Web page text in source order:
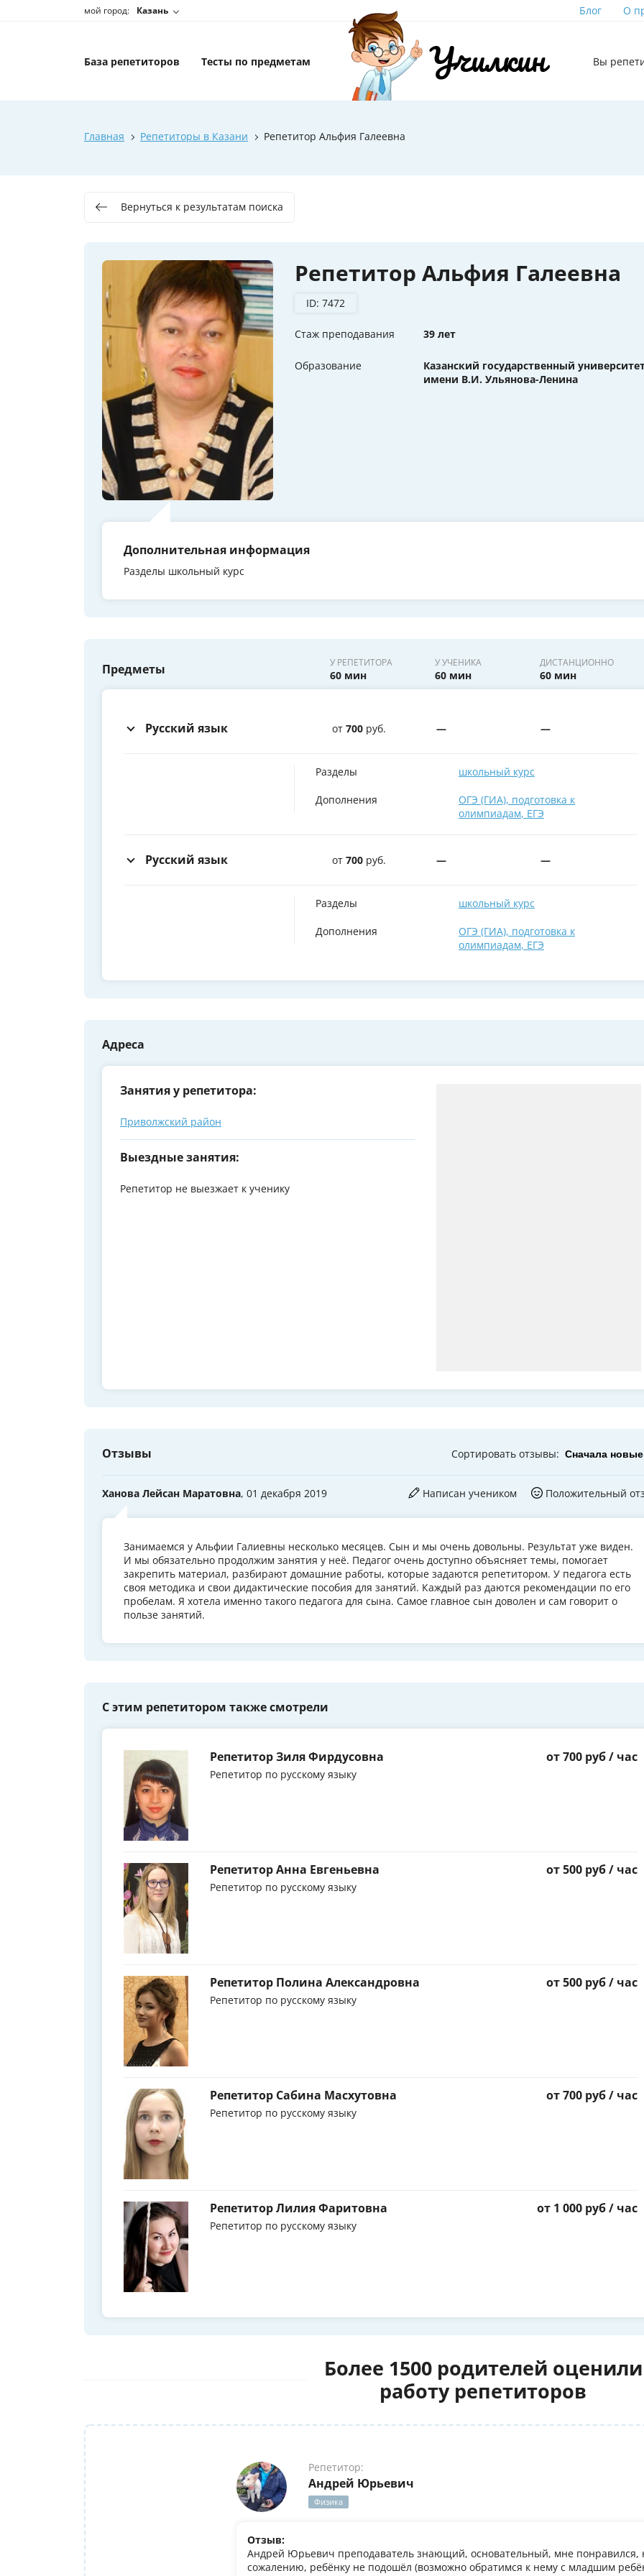
мой город: Казань Блог О
База репетиторов Тесты по предметам Вы
Главная Репетиторы в Казани Репетитор Альфия Галеевна
Вернуться к результатам поиска
Репетитор Альфия Галеевна
ID: 7472
Стаж преподавания 39 лет
Образование
Казанский государственный
имени В.И. Ульянова-Ленина
Дополнительная информация
Разделы школьный курс
Предметы У РЕПЕТИТОРА
60 мин
У УЧЕНИКА
60 мин
ДИСТАНЦИОННО
60 мин
Русский язык от 700 руб. — —
Разделы школьный курс
Дополнения ОГЭ (ГИА), подготовка к
олимпиадам, ЕГЭ
Русский язык от 700 руб. — —
Разделы школьный курс
Дополнения ОГЭ (ГИА), подготовка к
олимпиадам, ЕГЭ
Адреса
Занятия у репетитора:
Приволжский район
Выездные занятия:
Репетитор не выезжает к ученику
Отзывы Сортировать отзывы:
Ханова Лейсан Маратовна, 01 декабря 2019 Написан учеником Положительный
Занимаемся у Альфии Галиевны несколько месяцев. Сын и мы очень довольны. Результат уже виден.
И мы обязательно продолжим занятия у неё. Педагог очень доступно объясняет темы, помогает
закрепить материал, разбирают домашние работы, которые задаются репетитором. У педагога есть
своя методика и свои дидактические пособия для занятий. Каждый раз даются рекомендации по его
пробелам. Я хотела именно такого педагога для сына. Самое главное сын доволен и сам говорит о
пользе занятий.
С этим репетитором также смотрели
Репетитор Зиля Фирдусовна
Репетитор по русскому языку
от 700 руб / час
Репетитор Анна Евгеньевна
Репетитор по русскому языку
от 500 руб / час
Репетитор Полина Александровна
Репетитор по русскому языку
от 500 руб / час
Репетитор Сабина Масхутовна
Репетитор по русскому языку
от 700 руб / час
Репетитор Лилия Фаритовна
Репетитор по русскому языку
от 1 000 руб / час
Более 1500 родителей оценили
работу репетиторов
Репетитор:
Андрей Юрьевич
Физика
Отзыв:
Андрей Юрьевич преподаватель знающий, основательный, мне понравился,
сожалению, ребёнку не подошёл (возможно обратимся к нему с младшим